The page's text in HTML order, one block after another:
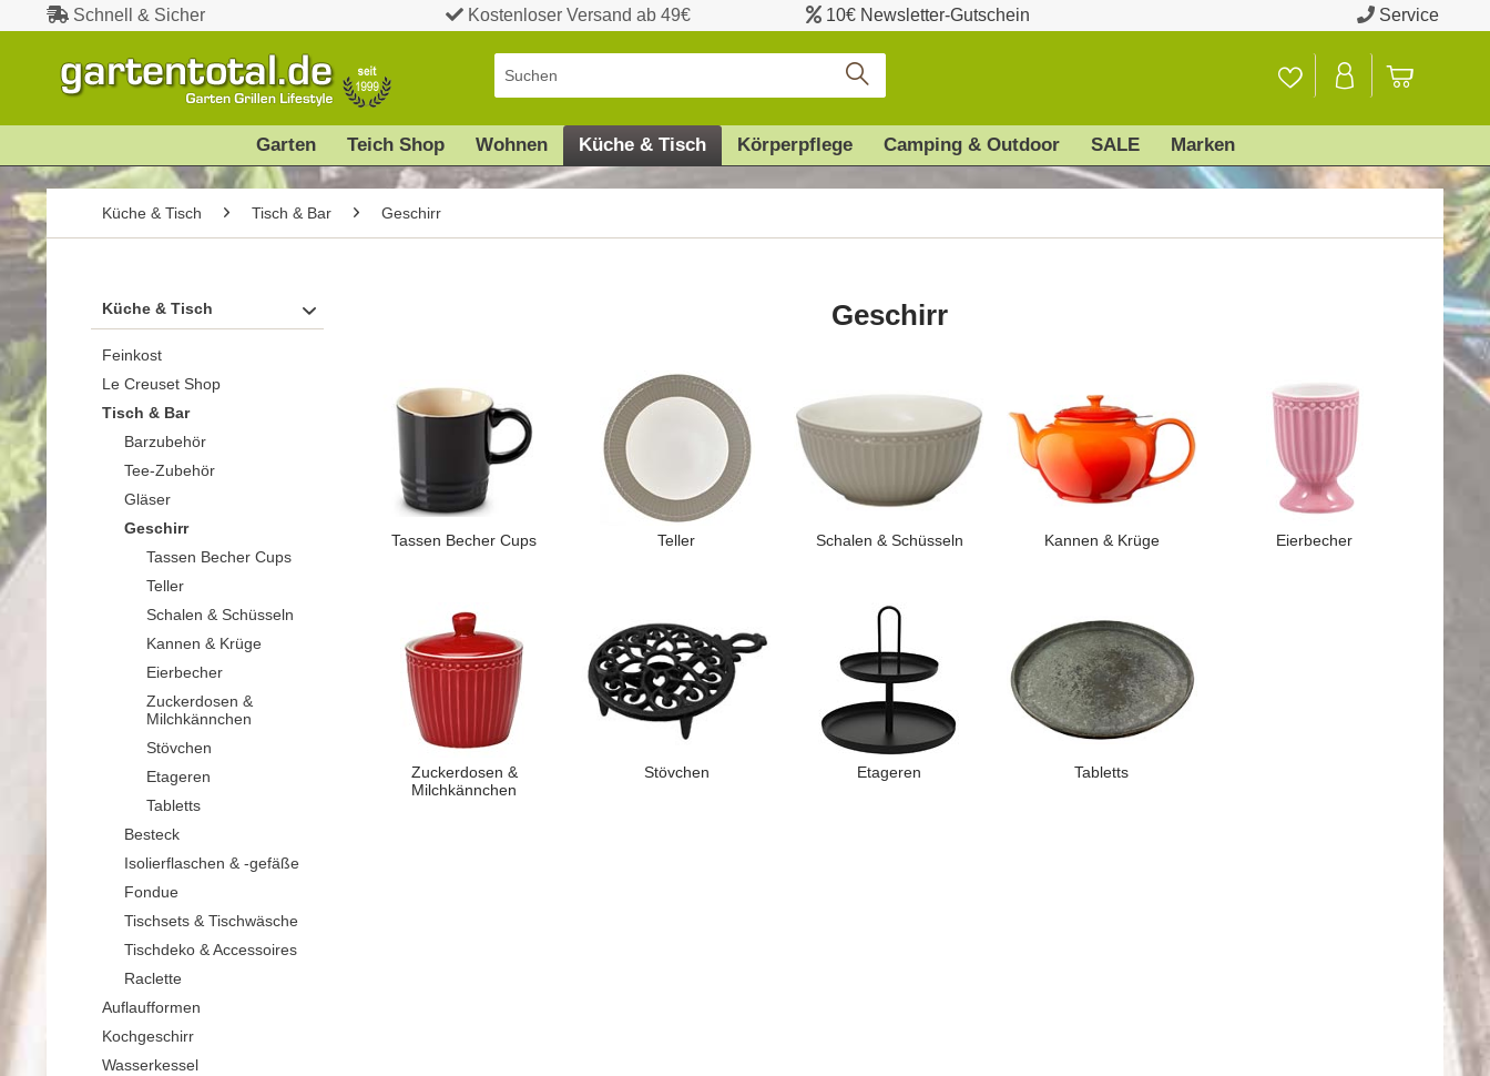
Schnell & Sicher Kostenloser Versand ab 49€ 10€ Newsletter-Gutschein Service
Garten Teich Shop Wohnen Küche & Tisch Körperpflege Camping & Outdoor SALE Marken
Küche & Tisch Tisch & Bar Geschirr
Küche & Tisch
Feinkost
Le Creuset Shop
Tisch & Bar
Barzubehör
Tee-Zubehör
Gläser
Geschirr
Tassen Becher Cups
Teller
Schalen & Schüsseln
Kannen & Krüge
Eierbecher
Zuckerdosen &
Milchkännchen
Stövchen
Etageren
Tabletts
Besteck
Isolierflaschen & -gefäße
Fondue
Tischsets & Tischwäsche
Tischdeko & Accessoires
Raclette
Auflaufformen
Kochgeschirr
Wasserkessel
Geschirr
Tassen Becher Cups Teller Schalen & Schüsseln Kannen & Krüge Eierbecher
Zuckerdosen &
Milchkännchen
Stövchen Etageren Tabletts